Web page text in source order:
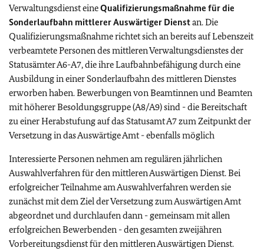
Verwaltungsdienst eineQualifizierungsmaßnahme für die
Sonderlaufbahn mittlerer Auswärtiger Dienstan. Die
Qualifizierungsmaßnahme richtet sich an bereits auf Lebenszeit
verbeamtete Personen des mittleren Verwaltungsdienstes der
Statusämter A6-A7, die ihre Laufbahnbefähigung durch eine
Ausbildung in einer Sonderlaufbahn des mittleren Dienstes
erworben haben.Bewerbungen von Beamtinnen und Beamten
mit höherer Besoldungsgruppe (A8/A9) sind - die Bereitschaft
zu einer Herabstufung auf das Statusamt A7 zum Zeitpunkt der
Versetzung in das Auswärtige Amt - ebenfalls möglich
Interessierte Personen nehmen am regulären jährlichen
Auswahlverfahren für den mittleren Auswärtigen Dienst. Bei
erfolgreicher Teilnahme am Auswahlverfahren werden sie
zunächst mit dem Ziel der Versetzung zum Auswärtigen Amt
abgeordnet und durchlaufen dann - gemeinsam mit allen
erfolgreichen Bewerbenden - den gesamten zweijähren
Vorbereitungsdienst für den mittleren Auswärtigen Dienst.